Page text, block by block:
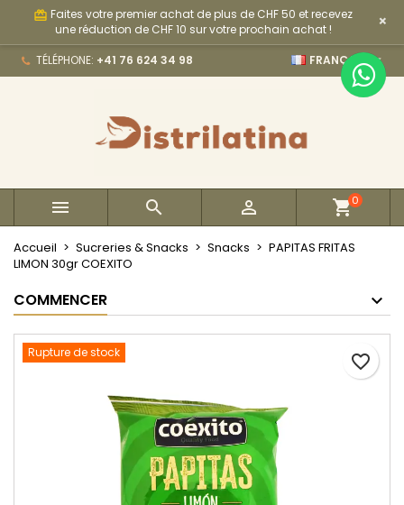
card_giftcard Faites votre premier achat de plus de CHF 50 et recevez
une réduction de CHF 10 sur votre prochain achat !
×
TÉLÉPHONE: +41 76 624 34 98 FRANÇAIS 
   0
Accueil Sucreries & Snacks Snacks
PAPITAS FRITAS
LIMON 30gr COEXITO
COMMENCER
Rupture de stock favorite_border
My wishlists ×
add_circle_outline Create new list
Créer une liste d'envies ×
Connexion ×
Vous devez être connecté pour ajouter des produits
Annuler Connexion